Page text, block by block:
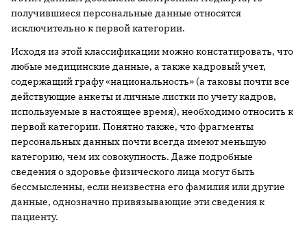
получившиеся персональные данные относятся
исключительно к первой категории.
Исходя из этой классификации можно констатировать, что
любые медицинские данные, а также кадровый учет,
содержащий графу «национальность» (а таковы почти все
действующие анкеты и личные листки по учету кадров,
используемые в настоящее время), необходимо относить к
первой категории. Понятно также, что фрагменты
персональных данных почти всегда имеют меньшую
категорию, чем их совокупность. Даже подробные
сведения о здоровье физического лица могут быть
бессмысленны, если неизвестна его фамилия или другие
данные, однозначно привязывающие эти сведения к
пациенту.